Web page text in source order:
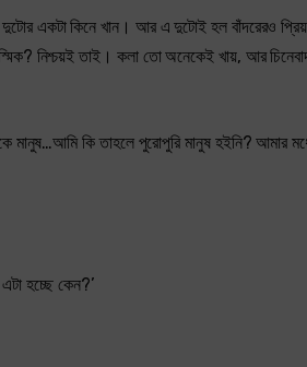
একটা কিনে খান। আর এ দুটোই হল বাঁদরেরও
নিশ্চয়ই তাই। কলা তো অনেকেই খায়, আর
মানুষ…আমি কি তাহলে পুরোপুরি মানুষ হইনি? আমার
হচ্ছে কেন?’